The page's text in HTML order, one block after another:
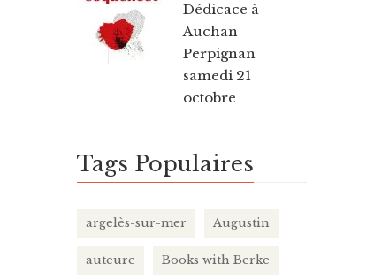
Dédicace à
Auchan
Perpignan
samedi 21
octobre
Tags Populaires
argelès-sur-mer Augustin
auteure Books with Berke